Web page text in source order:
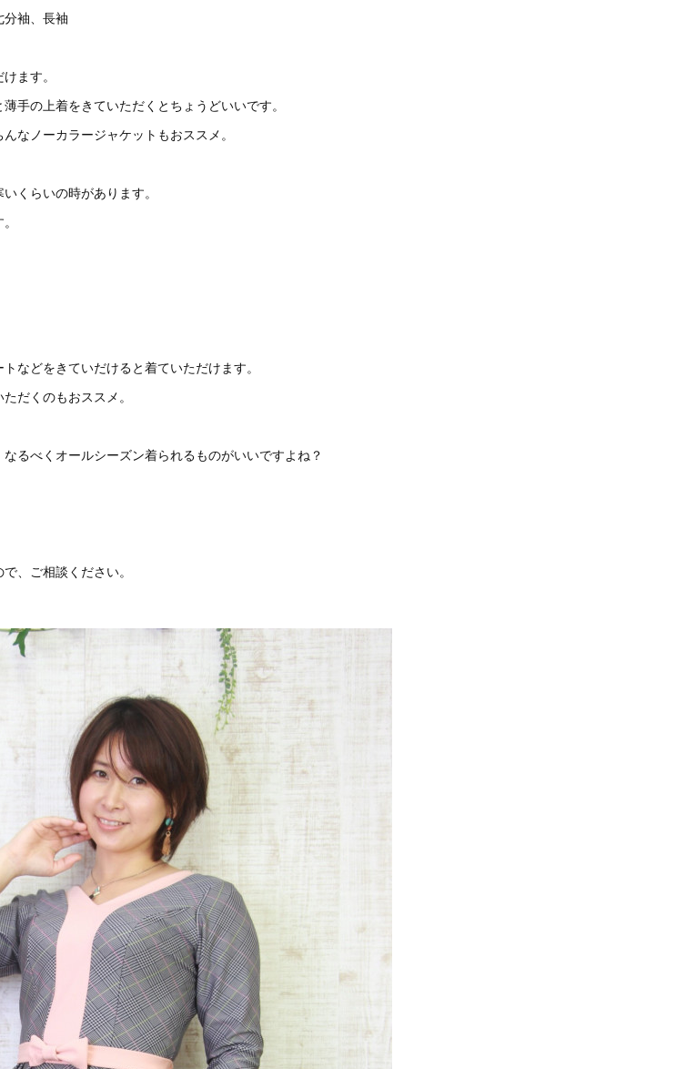
分袖、長袖
ます。
手の上着をきていただくとちょうどいいです。
なノーカラージャケットもおススメ。
くらいの時があります。
などをきていだけると着ていただけます。
だくのもおススメ。
るべくオールシーズン着られるものがいいですよね？
、ご相談ください。